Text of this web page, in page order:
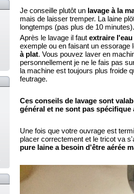
Je conseille plutôt un lavage à la
mais de laisser tremper. La laine
longtemps (pas plus de 10 minutes).
Après le lavage il faut extraire
exemple ou en faisant un
à plat. Vous pouvez laver en
personnellement je ne le fais pas
la machine est toujours plus froide
feutrage.
Ces conseils de lavage sont
général et ne sont pas spécifique
Une fois que votre ouvrage est
placer correctement et le tricot va
pure laine a besoin d'être aérée